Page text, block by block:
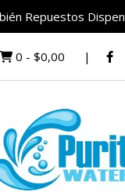
Repuestos
0 - $0,00